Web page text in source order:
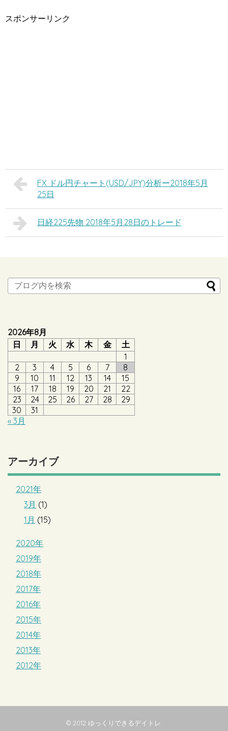
スポンサーリンク
FX ドル円チャート(USD/JPY)分析ー2018年5月
25日
日経225先物 2018年5月28日のトレード
2026年8月
日
月 火 水 木 金
土
1
2
3 4 5 6 7
8
9
10 11 12 13 14
15
16
17 18 19 20 21
22
23
24 25 26 27 28
29
30
31
« 3月
アーカイブ
2021年
3月 (1)
1月 (15)
2020年
2019年
2018年
2017年
2016年
2015年
2014年
2013年
2012年
© 2012 ゆっくりできるデイトレ